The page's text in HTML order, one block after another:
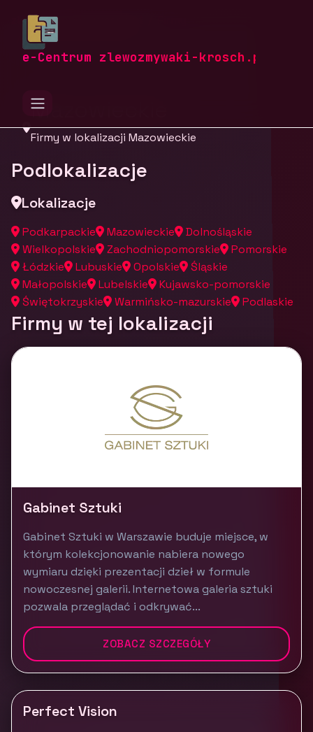
e-Centrum zlewozmywaki-krosch.pl
zlewozmywaki-krosch.pl
Firmy z województwa
Mazowieckie
Firmy w lokalizacji Mazowieckie
Podlokalizacje
Lokalizacje
Podkarpackie Mazowieckie
Dolnośląskie
Wielkopolskie
Zachodniopomorskie
Pomorskie
Łódzkie
Lubuskie Opolskie
Śląskie
Małopolskie
Lubelskie
Kujawsko-pomorskie
Świętokrzyskie
Warmińsko-mazurskie Podlaskie
Firmy w tej lokalizacji
Gabinet Sztuki
Gabinet Sztuki w Warszawie buduje miejsce, w
którym kolekcjonowanie nabiera nowego
wymiaru dzięki prezentacji dzieł w formule
nowoczesnej galerii. Internetowa galeria sztuki
pozwala przeglądać i odkrywać...
ZOBACZ SZCZEGÓŁY
Perfect Vision